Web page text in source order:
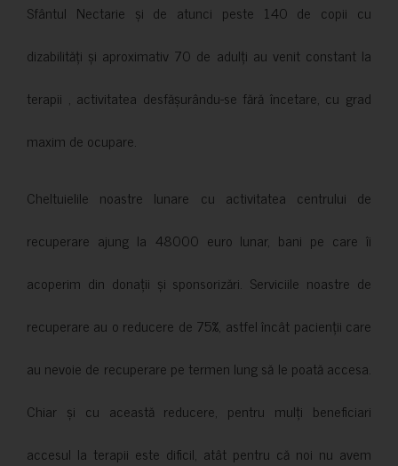
Sfântul Nectarie și de atunci peste 140 de copii cu
dizabilități și aproximativ 70 de adulți au venit constant la
terapii , activitatea desfășurându-se fără încetare, cu grad
maxim de ocupare.
Cheltuielile noastre lunare cu activitatea centrului de
recuperare ajung la 48000 euro lunar, bani pe care îi
acoperim din donații și sponsorizări. Serviciile noastre de
recuperare au o reducere de 75%, astfel încât pacienții care
au nevoie de recuperare pe termen lung să le poată accesa.
Chiar și cu această reducere, pentru mulți beneficiari
accesul la terapii este dificil, atât pentru că noi nu avem